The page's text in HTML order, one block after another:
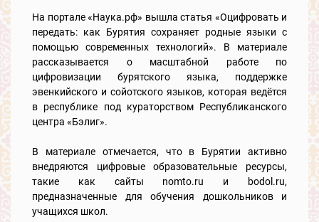
На портале «Наука.рф» вышла статья «Оцифровать и
передать: как Бурятия сохраняет родные языки с
помощью современных технологий». В материале
рассказывается о масштабной работе по
цифровизации бурятского языка, поддержке
эвенкийского и сойотского языков, которая ведётся
в республике под кураторством Республиканского
центра «Бэлиг».
В материале отмечается, что в Бурятии активно
внедряются цифровые образовательные ресурсы,
такие как сайты nomto.ru и bodol.ru,
предназначенные для обучения дошкольников и
учащихся школ.